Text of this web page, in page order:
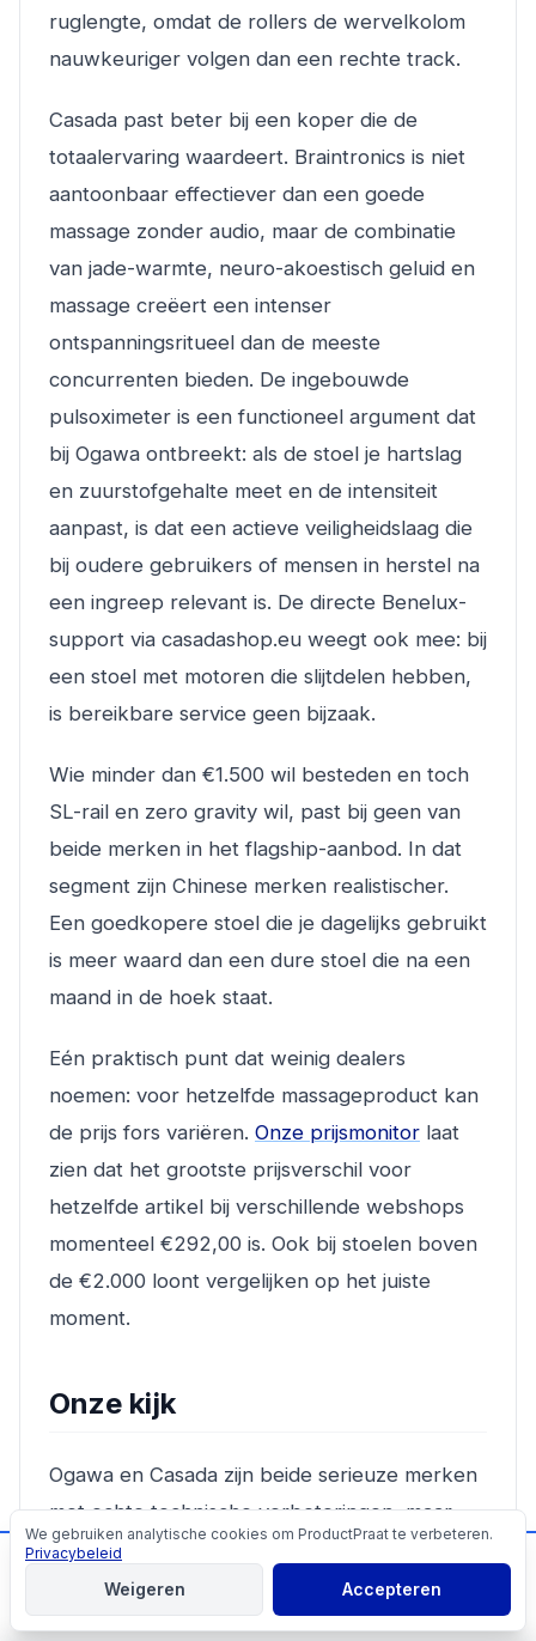
ruglengte, omdat de rollers de wervelkolom
nauwkeuriger volgen dan een rechte track.
Casada past beter bij een koper die de
totaalervaring waardeert. Braintronics is niet
aantoonbaar effectiever dan een goede
massage zonder audio, maar de combinatie
van jade-warmte, neuro-akoestisch geluid en
massage creëert een intenser
ontspanningsritueel dan de meeste
concurrenten bieden. De ingebouwde
pulsoximeter is een functioneel argument dat
bij Ogawa ontbreekt: als de stoel je hartslag
en zuurstofgehalte meet en de intensiteit
aanpast, is dat een actieve veiligheidslaag die
bij oudere gebruikers of mensen in herstel na
een ingreep relevant is. De directe Benelux-
support via casadashop.eu weegt ook mee: bij
een stoel met motoren die slijtdelen hebben,
is bereikbare service geen bijzaak.
Wie minder dan €1.500 wil besteden en toch
SL-rail en zero gravity wil, past bij geen van
beide merken in het flagship-aanbod. In dat
segment zijn Chinese merken realistischer.
Een goedkopere stoel die je dagelijks gebruikt
is meer waard dan een dure stoel die na een
maand in de hoek staat.
Eén praktisch punt dat weinig dealers
noemen: voor hetzelfde massageproduct kan
de prijs fors variëren. Onze prijsmonitor laat
zien dat het grootste prijsverschil voor
hetzelfde artikel bij verschillende webshops
momenteel €292,00 is. Ook bij stoelen boven
de €2.000 loont vergelijken op het juiste
moment.
Onze kijk
Ogawa en Casada zijn beide serieuze merken
met echte technische verbeteringen, maar
hun marketingverhalen verdienen meer
scepsis dan ze doorgaans krijgen. Casada's
claim dat Braintronics massage tot 80%
Cookies
We gebruiken analytische cookies om ProductPraat te verbeteren.
Privacybeleid
Weigeren Accepteren
📬Mis geen producttips!
Aanmelden